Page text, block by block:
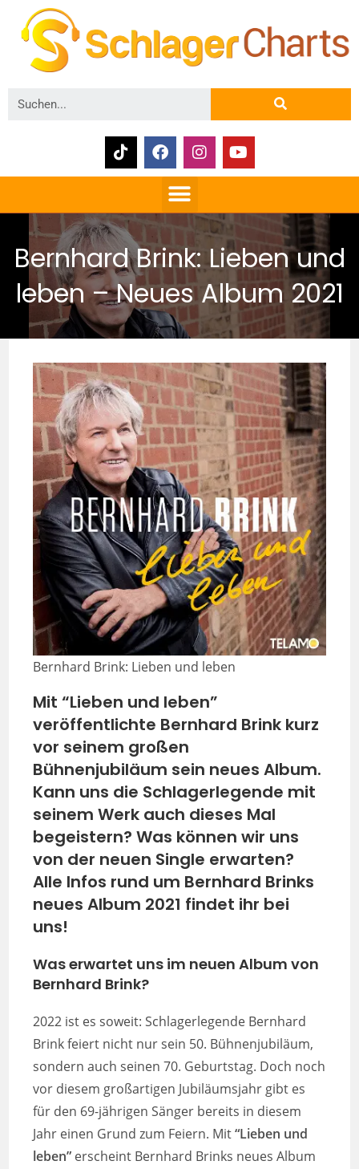
Bernhard Brink: Lieben und
leben – Neues Album 2021
Bernhard Brink: Lieben und leben
Mit “Lieben und leben”
veröffentlichte Bernhard Brink kurz
vor seinem großen
Bühnenjubiläum sein neues Album.
Kann uns die Schlagerlegende mit
seinem Werk auch dieses Mal
begeistern? Was können wir uns
von der neuen Single erwarten?
Alle Infos rund um Bernhard Brinks
neues Album 2021 findet ihr bei
uns!
Was erwartet uns im neuen Album von
Bernhard Brink?
2022 ist es soweit: Schlagerlegende Bernhard
Brink feiert nicht nur sein 50. Bühnenjubiläum,
sondern auch seinen 70. Geburtstag. Doch noch
vor diesem großartigen Jubiläumsjahr gibt es
für den 69-jährigen Sänger bereits in diesem
Jahr einen Grund zum Feiern. Mit“Lieben und
leben” erscheint Bernhard Brinks neues Album